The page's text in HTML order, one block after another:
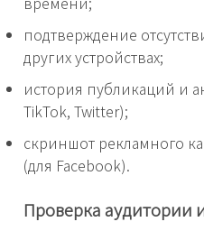
подтверждение
других устройствах;
история публикаций и
TikTok, Twitter);
скриншот рекламного
(для Facebook).
Проверка аудитории